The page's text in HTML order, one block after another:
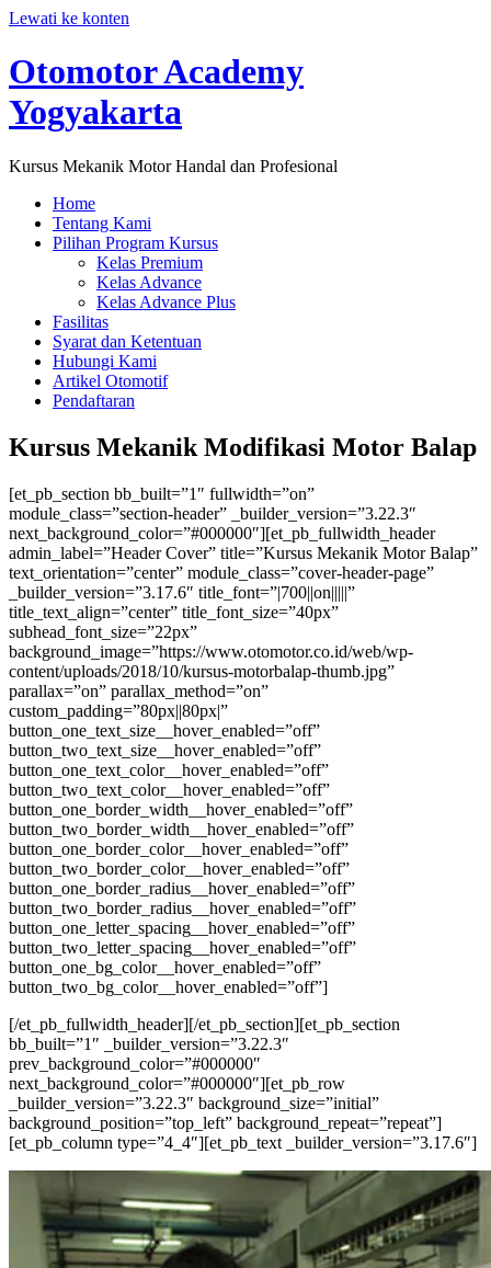
Lewati ke konten
Otomotor Academy
Yogyakarta
Kursus Mekanik Motor Handal dan Profesional
Home
Tentang Kami
Pilihan Program Kursus
Kelas Premium
Kelas Advance
Kelas Advance Plus
Fasilitas
Syarat dan Ketentuan
Hubungi Kami
Artikel Otomotif
Pendaftaran
Kursus Mekanik Modifikasi Motor Balap
[et_pb_section bb_built=”1″ fullwidth=”on”
module_class=”section-header” _builder_version=”3.22.3″
next_background_color=”#000000″][et_pb_fullwidth_header
admin_label=”Header Cover” title=”Kursus Mekanik Motor Balap”
text_orientation=”center” module_class=”cover-header-page”
_builder_version=”3.17.6″ title_font=”|700||on|||||”
title_text_align=”center” title_font_size=”40px”
subhead_font_size=”22px”
background_image=”https://www.otomotor.co.id/web/wp-
content/uploads/2018/10/kursus-motorbalap-thumb.jpg”
parallax=”on” parallax_method=”on”
custom_padding=”80px||80px|”
button_one_text_size__hover_enabled=”off”
button_two_text_size__hover_enabled=”off”
button_one_text_color__hover_enabled=”off”
button_two_text_color__hover_enabled=”off”
button_one_border_width__hover_enabled=”off”
button_two_border_width__hover_enabled=”off”
button_one_border_color__hover_enabled=”off”
button_two_border_color__hover_enabled=”off”
button_one_border_radius__hover_enabled=”off”
button_two_border_radius__hover_enabled=”off”
button_one_letter_spacing__hover_enabled=”off”
button_two_letter_spacing__hover_enabled=”off”
button_one_bg_color__hover_enabled=”off”
button_two_bg_color__hover_enabled=”off”]
[/et_pb_fullwidth_header][/et_pb_section][et_pb_section
bb_built=”1″ _builder_version=”3.22.3″
prev_background_color=”#000000″
next_background_color=”#000000″][et_pb_row
_builder_version=”3.22.3″ background_size=”initial”
background_position=”top_left” background_repeat=”repeat”]
[et_pb_column type=”4_4″][et_pb_text _builder_version=”3.17.6″]